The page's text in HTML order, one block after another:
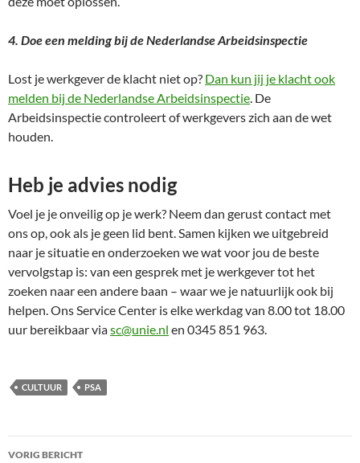
4. Doe een melding bij de Nederlandse Arbeidsinspectie
Lost je werkgever de klacht niet op? Dan kun jij je klacht ook
melden bij de Nederlandse Arbeidsinspectie. De
Arbeidsinspectie controleert of werkgevers zich aan de wet
houden.
Heb je advies nodig
Voel je je onveilig op je werk? Neem dan gerust contact met
ons op, ook als je geen lid bent. Samen kijken we uitgebreid
naar je situatie en onderzoeken we wat voor jou de beste
vervolgstap is: van een gesprek met je werkgever tot het
zoeken naar een andere baan – waar we je natuurlijk ook bij
helpen. Ons Service Center is elke werkdag van 8.00 tot 18.00
uur bereikbaar viasc@unie.nl en 0345 851 963.
CULTUUR PSA
Bericht
VORIG BERICHT